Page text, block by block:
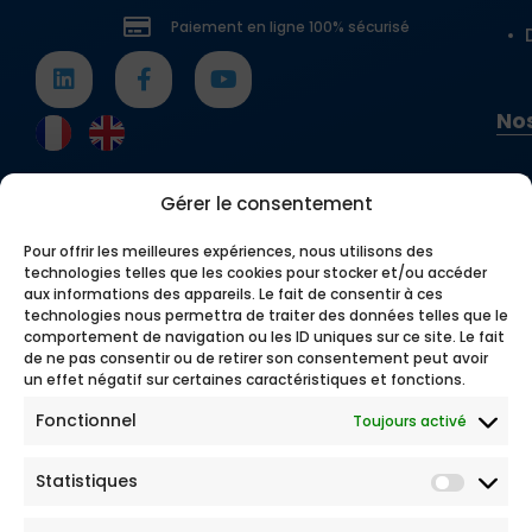
Gérer le consentement
Pour offrir les meilleures expériences, nous utilisons des
technologies telles que les cookies pour stocker et/ou accéder
aux informations des appareils. Le fait de consentir à ces
technologies nous permettra de traiter des données telles que le
comportement de navigation ou les ID uniques sur ce site. Le fait
de ne pas consentir ou de retirer son consentement peut avoir
un effet négatif sur certaines caractéristiques et fonctions.
Fonctionnel Toujours activé
Statistiques
Demandez votre devis en ligne en quelques
clicsou contactez nos conseillers pour une
souscription rapide.
Paiement en ligne 100% sécurisé